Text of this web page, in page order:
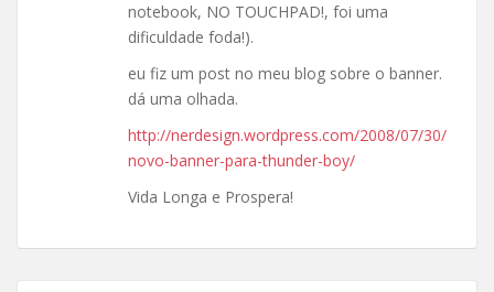
notebook, NO TOUCHPAD!, foi uma
dificuldade foda!).
eu fiz um post no meu blog sobre o banner.
dá uma olhada.
http://nerdesign.wordpress.com/2008/07/30/
novo-banner-para-thunder-boy/
Vida Longa e Prospera!